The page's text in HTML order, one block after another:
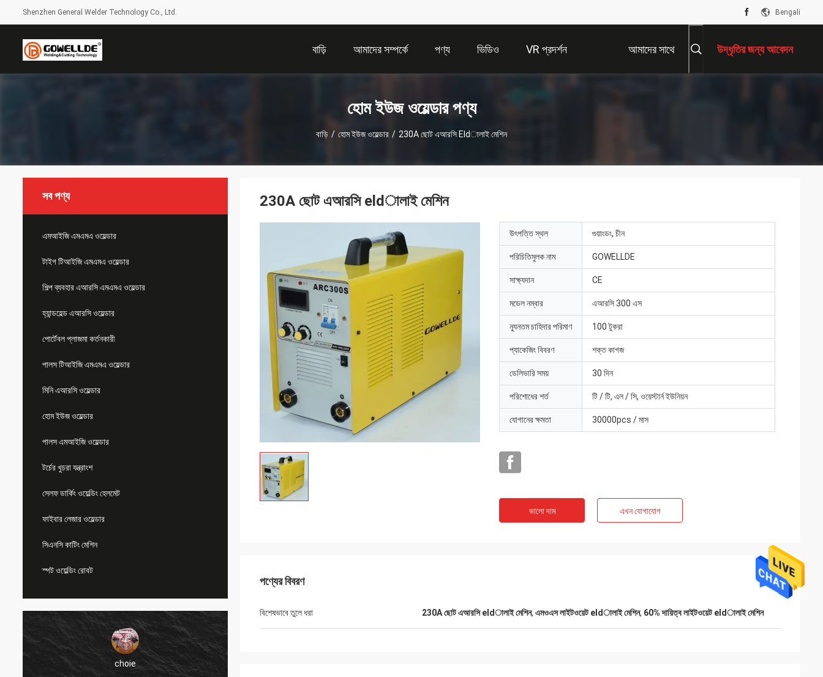
Shenzhen General Welder Technology Co., Ltd. Bengali
বাড়ি আমাদের সম্পর্কে পণ্য ভিডিও VR প্রদর্শন আমাদের সাথে উদ্ধৃতির জন্য আবেদন
হোম ইউজ ওয়েল্ডার পণ্য
বাড়ি / হোম ইউজ ওয়েল্ডার / 230A ছোট এআরসি Eldালাই মেশিন
সব পণ্য
এমআইজি এমএমএ ওয়েল্ডার
টাইগ টিআইজি এমএমএ ওয়েল্ডার
শিল্প ব্যবহার এআরসি এমএমএ ওয়েল্ডার
হ্যান্ডহেল্ড এআরসি ওয়েল্ডার
পোর্টেবল প্লাজমা কর্তনকারী
পালস টিআইজি এমএমএ ওয়েল্ডার
মিনি এআরসি ওয়েল্ডার
হোম ইউজ ওয়েল্ডার
পালস এমআইজি ওয়েল্ডার
টর্চের খুচরা যন্ত্রাংশ
সেলফ ডার্কিং ওয়েল্ডিং হেলমেট
ফাইবার লেজার ওয়েল্ডার
সিএনসি কাটিং মেশিন
স্পট ওয়েল্ডিং রোবট
choie
230A ছোট এআরসি eldালাই মেশিন
উৎপত্তি স্থল গুয়াংডং, চীন
পরিচিতিমুলক নাম GOWELLDE
সাক্ষ্যদান CE
মডেল নম্বার এআরসি 300 এস
ন্যূনতম চাহিদার পরিমাণ 100 টুকরা
প্যাকেজিং বিবরণ শক্ত কাগজ
ডেলিভারি সময় 30 দিন
পরিশোধের শর্ত টি / টি, এল / সি, ওয়েস্টার্ন ইউনিয়ন
যোগানের ক্ষমতা 30000pcs / মাস
ভালো দাম এখন যোগাযোগ
পণ্যের বিবরণ
বিশেষভাবে তুলে ধরা 230A ছোট এআরসি eldালাই মেশিন, এমওএস লাইটওয়েট eldালাই মেশিন, 60% দায়িত্ব লাইটওয়েট eldালাই মেশিন